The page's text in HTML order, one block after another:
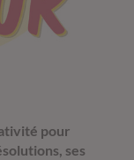
pour
ses